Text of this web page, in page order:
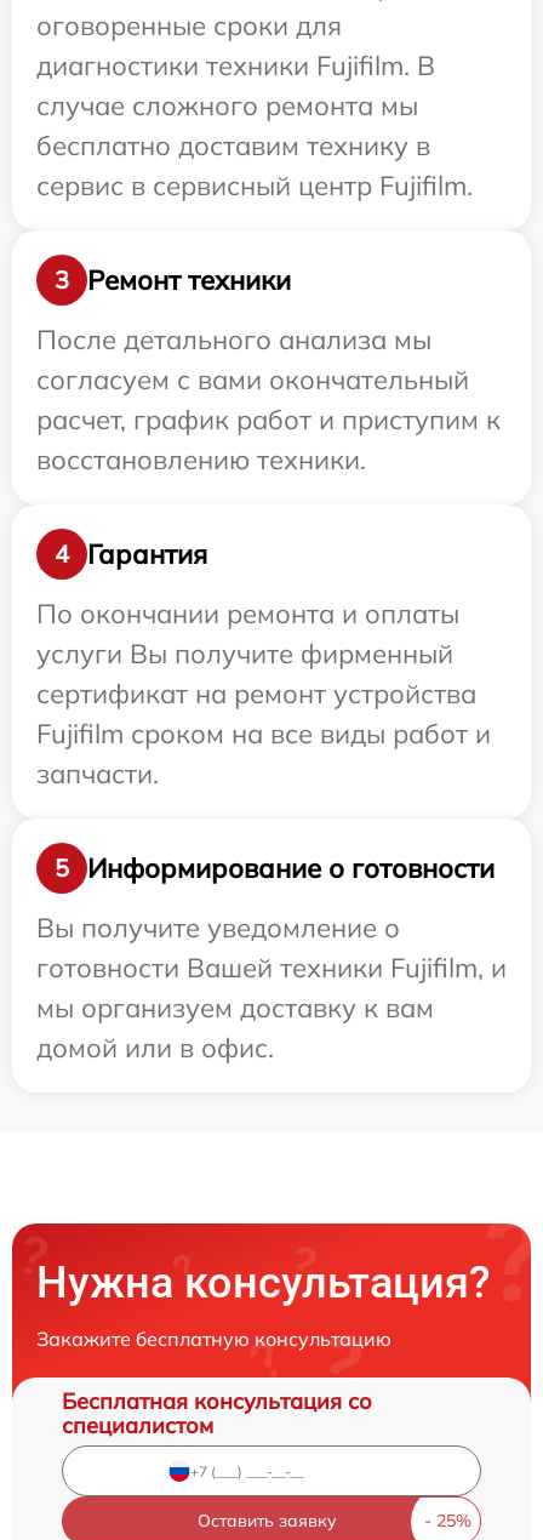
оговоренные сроки для
диагностики техники Fujifilm. В
случае сложного ремонта мы
бесплатно доставим технику в
сервис в сервисный центр Fujifilm.
3
Ремонт техники
После детального анализа мы
согласуем с вами окончательный
расчет, график работ и приступим к
восстановлению техники.
4
Гарантия
По окончании ремонта и оплаты
услуги Вы получите фирменный
сертификат на ремонт устройства
Fujifilm сроком на все виды работ и
запчасти.
5
Информирование о готовности
Вы получите уведомление о
готовности Вашей техники Fujifilm, и
мы организуем доставку к вам
домой или в офис.
Нужна консультация?
Закажите бесплатную консультацию
Бесплатная консультация со
специалистом
Оставить заявку